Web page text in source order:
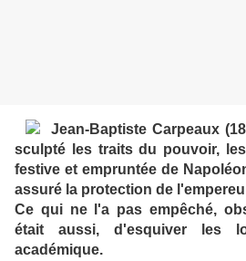
Jean-Baptiste Carpeaux
sculpté les traits du pouvoir,
festive et empruntée de
assuré la protection de
Ce qui ne l'a pas empêché,
était aussi, d'esquiver les
académique.